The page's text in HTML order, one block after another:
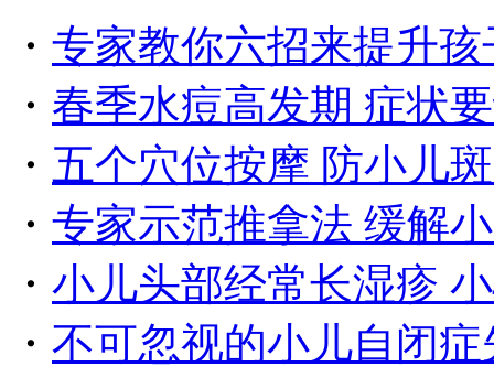
・ 专家教你六招来提升
・ 春季水痘高发期 症状
・ 五个穴位按摩 防小儿
・ 专家示范推拿法 缓解
・ 小儿头部经常长湿疹
・ 不可忽视的小儿自闭症